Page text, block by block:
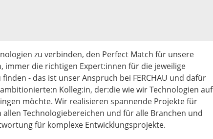
zu verbinden, den Perfect Match für unsere
immer die richtigen Expert:innen für die jeweilige
- das ist unser Anspruch bei FERCHAU und dafür
Kolleg:in, der:die wie wir Technologien auf
möchte. Wir realisieren spannende Projekte für
Technologiebereichen und für alle Branchen und
für komplexe Entwicklungsprojekte.